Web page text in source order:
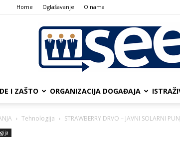
Home Oglašavanje О nama
I ZAŠTO ORGANIZACIJA DOGAĐAJA
Tehnologija STRAWBERRY DRVO – JAVNI SOLARNI